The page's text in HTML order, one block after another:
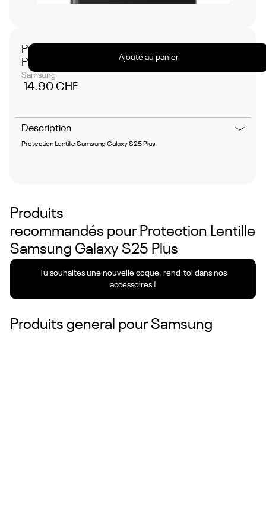
Protection Lentille Samsung Galaxy S25
Plus
Samsung
14.90 CHF
Description
Protection Lentille Samsung Galaxy S25 Plus
Ajouté au panier
Produits
recommandés pour Protection Lentille
Samsung Galaxy S25 Plus
Tu souhaites une nouvelle coque, rend-toi dans nos
accessoires !
Produits general pour Samsung